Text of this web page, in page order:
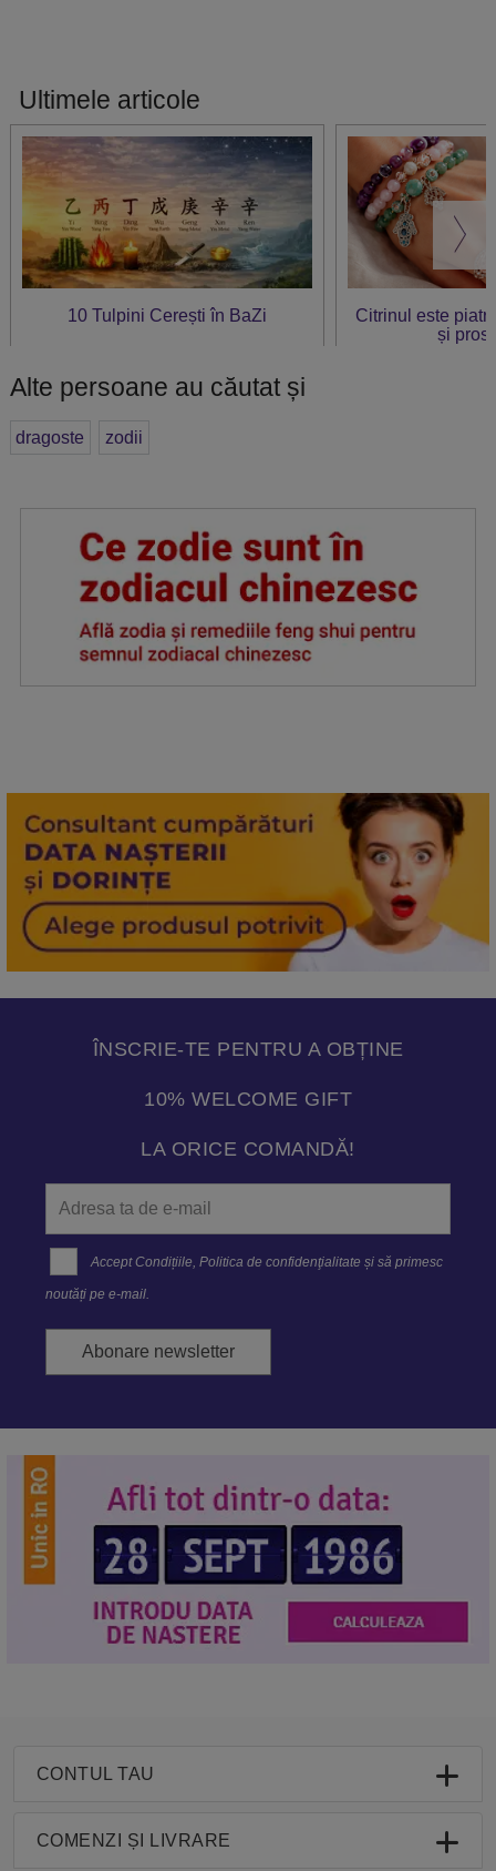
Ultimele articole
10 Tulpini Cerești în BaZi
Citrinul este
și
Alte persoane au căutat și
dragoste zodii
ÎNSCRIE-TE PENTRU A OBȚINE
10% WELCOME GIFT
LA ORICE COMANDĂ!
Accept Condițiile ,Politica de confidenţialitate și să primesc
noutăți pe e-mail.
Abonare newsletter
CONTUL TAU
COMENZI ȘI LIVRARE